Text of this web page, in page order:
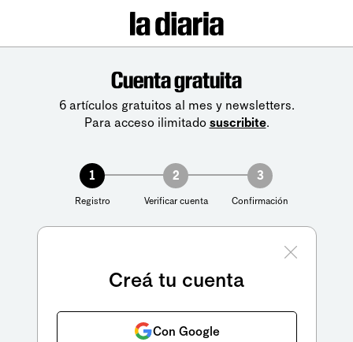
Cuenta gratuita
6 artículos gratuitos al mes y newsletters.
Para acceso ilimitado suscribite.
1
Registro
2
Verificar cuenta
3
Confirmación
Creá tu cuenta
Con Google